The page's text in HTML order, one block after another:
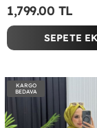
1,799.00 TL
SEPETE
KARGO
BEDAVA